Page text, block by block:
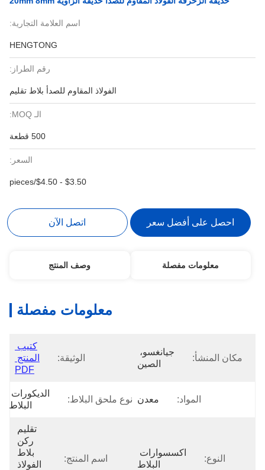
اسم العلامة التجارية:
HENGTONG
رقم الطراز:
الفولاذ المقاوم للصدأ بلاط تقليم
الـ MOQ:
500 قطعة
السعر:
$3.50 - $4.50/pieces
احصل على أفضل سعر اتصل الآن
معلومات مفصلة وصف المنتج
معلومات مفصلة
مكان المنشأ:
جيانغسو،
الصين
الوثيقة:
كتيب
المنتج
PDF
المواد: معدن نوع ملحق البلاط:
الديكورات
البلاط
النوع:
اكسسوارات
البلاط
اسم المنتج:
تقليم
ركن
بلاط
الفولاذ